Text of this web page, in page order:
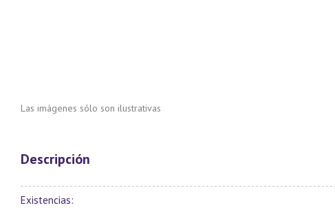
Las imágenes sólo son ilustrativas
Descripción
Existencias: